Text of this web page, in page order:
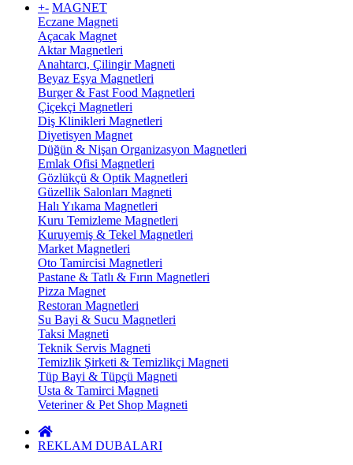
+- MAGNET
Eczane Magneti
Açacak Magnet
Aktar Magnetleri
Anahtarcı, Çilingir Magneti
Beyaz Eşya Magnetleri
Burger & Fast Food Magnetleri
Çiçekçi Magnetleri
Diş Klinikleri Magnetleri
Diyetisyen Magnet
Düğün & Nişan Organizasyon Magnetleri
Emlak Ofisi Magnetleri
Gözlükçü & Optik Magnetleri
Güzellik Salonları Magneti
Halı Yıkama Magnetleri
Kuru Temizleme Magnetleri
Kuruyemiş & Tekel Magnetleri
Market Magnetleri
Oto Tamircisi Magnetleri
Pastane & Tatlı & Fırın Magnetleri
Pizza Magnet
Restoran Magnetleri
Su Bayi & Sucu Magnetleri
Taksi Magneti
Teknik Servis Magneti
Temizlik Şirketi & Temizlikçi Magneti
Tüp Bayi & Tüpçü Magneti
Usta & Tamirci Magneti
Veteriner & Pet Shop Magneti
REKLAM DUBALARI